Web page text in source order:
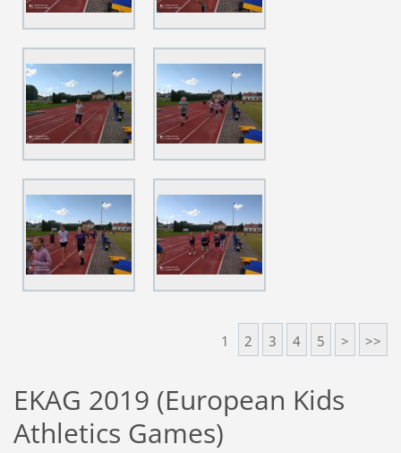
1 2 3 4 5 > >>
EKAG 2019 (European Kids
Athletics Games)